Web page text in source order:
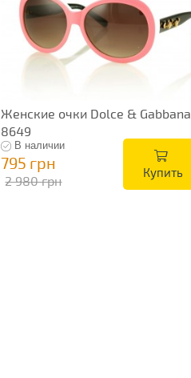
Женские очки Dolce & Gabbana
8649
В наличии
795 грн
2 980 грн
Купить